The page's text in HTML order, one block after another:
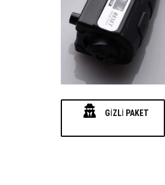
GIZLI PAKET